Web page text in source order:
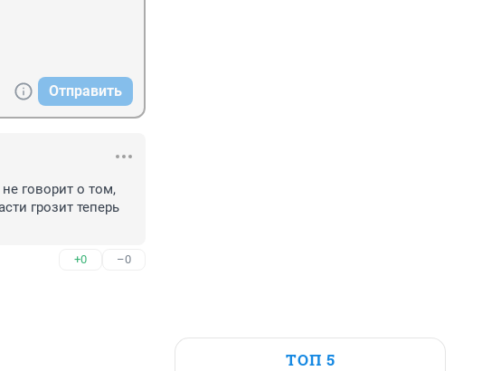
Отправить
говорит о том,
грозит теперь
+0 –0
ТОП 5